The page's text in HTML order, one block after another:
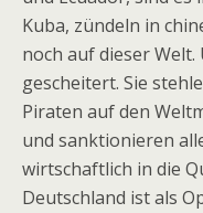
Kuba, zündeln in
noch auf dieser
gescheitert. Sie
Piraten auf den
und sanktionieren
wirtschaftlich in die
Deutschland ist als